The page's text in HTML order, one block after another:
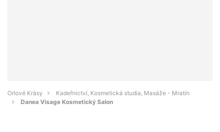
Orlové Krásy
Kadeřnictví, Kosmetická studia, Masáže - Mratín
Danea Visage Kosmetický Salon